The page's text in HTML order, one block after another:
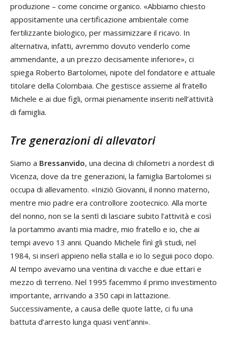
produzione – come concime organico. «Abbiamo chiesto
appositamente una certificazione ambientale come
fertilizzante biologico, per massimizzare il ricavo. In
alternativa, infatti, avremmo dovuto venderlo come
ammendante, a un prezzo decisamente inferiore», ci
spiega Roberto Bartolomei, nipote del fondatore e attuale
titolare della Colombaia. Che gestisce assieme al fratello
Michele e ai due figli, ormai pienamente inseriti nell’attività
di famiglia.
Tre generazioni di allevatori
Siamo a Bressanvido, una decina di chilometri a nordest di
Vicenza, dove da tre generazioni, la famiglia Bartolomei si
occupa di allevamento. «Iniziò Giovanni, il nonno materno,
mentre mio padre era controllore zootecnico. Alla morte
del nonno, non se la sentì di lasciare subito l’attività e così
la portammo avanti mia madre, mio fratello e io, che ai
tempi avevo 13 anni. Quando Michele finì gli studi, nel
1984, si inserì appieno nella stalla e io lo seguii poco dopo.
Al tempo avevamo una ventina di vacche e due ettari e
mezzo di terreno. Nel 1995 facemmo il primo investimento
importante, arrivando a 350 capi in lattazione.
Successivamente, a causa delle quote latte, ci fu una
battuta d’arresto lunga quasi vent’anni».